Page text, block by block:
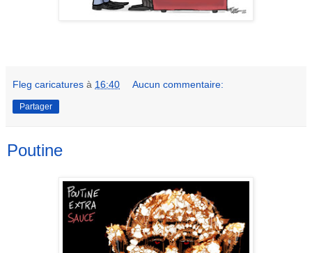
Fleg caricatures à 16:40 Aucun commentaire:
Partager
Poutine